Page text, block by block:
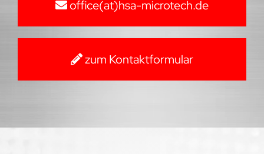
office(at)hsa-microtech.de
zum Kontaktformular